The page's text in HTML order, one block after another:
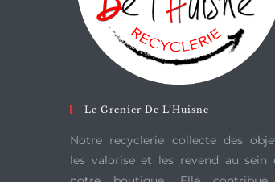
Le Grenier De L’Huisne
Notre recyclerie collecte des
les valorise et les revend au sein